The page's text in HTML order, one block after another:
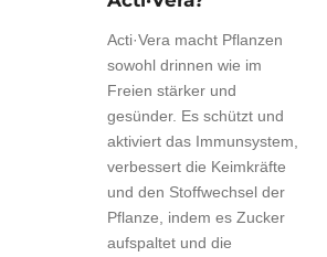
Acti·Vera macht Pflanzen
sowohl drinnen wie im
Freien stärker und
gesünder. Es schützt und
aktiviert das Immunsystem,
verbessert die Keimkräfte
und den Stoffwechsel der
Pflanze, indem es Zucker
aufspaltet und die